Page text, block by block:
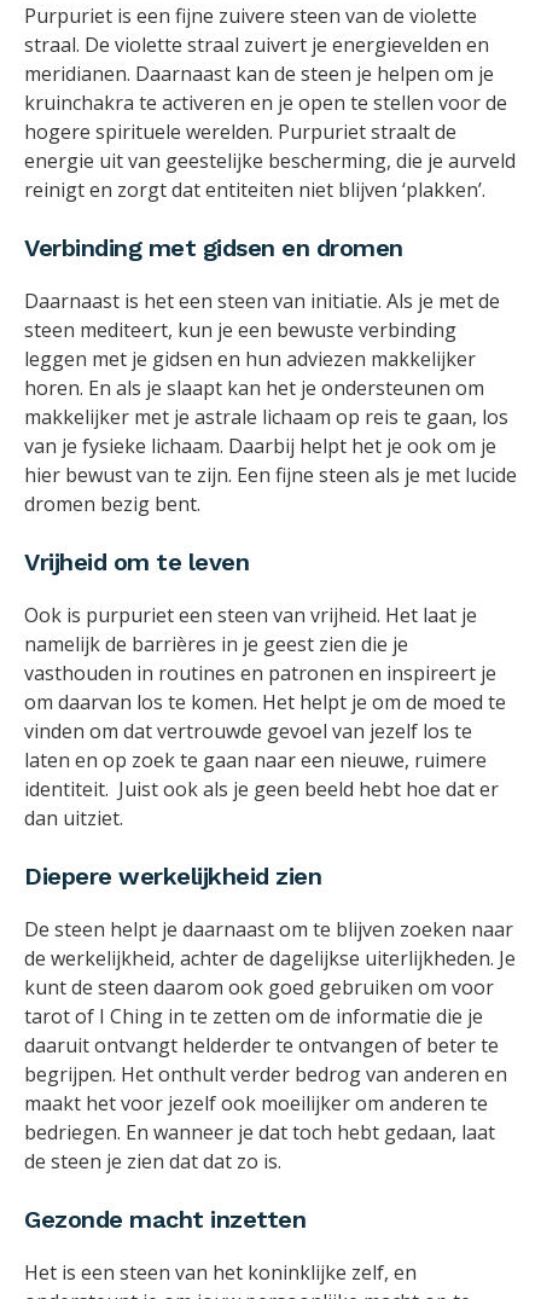
Purpuriet is een fijne zuivere steen van de violette
straal. De violette straal zuivert je energievelden en
meridianen. Daarnaast kan de steen je helpen om je
kruinchakra te activeren en je open te stellen voor de
hogere spirituele werelden. Purpuriet straalt de
energie uit van geestelijke bescherming, die je aurveld
reinigt en zorgt dat entiteiten niet blijven ‘plakken’.
Verbinding met gidsen en dromen
Daarnaast is het een steen van initiatie. Als je met de
steen mediteert, kun je een bewuste verbinding
leggen met je gidsen en hun adviezen makkelijker
horen. En als je slaapt kan het je ondersteunen om
makkelijker met je astrale lichaam op reis te gaan, los
van je fysieke lichaam. Daarbij helpt het je ook om je
hier bewust van te zijn. Een fijne steen als je met lucide
dromen bezig bent.
Vrijheid om te leven
Ook is purpuriet een steen van vrijheid. Het laat je
namelijk de barrières in je geest zien die je
vasthouden in routines en patronen en inspireert je
om daarvan los te komen. Het helpt je om de moed te
vinden om dat vertrouwde gevoel van jezelf los te
laten en op zoek te gaan naar een nieuwe, ruimere
identiteit. Juist ook als je geen beeld hebt hoe dat er
dan uitziet.
Diepere werkelijkheid zien
De steen helpt je daarnaast om te blijven zoeken naar
de werkelijkheid, achter de dagelijkse uiterlijkheden. Je
kunt de steen daarom ook goed gebruiken om voor
tarot of I Ching in te zetten om de informatie die je
daaruit ontvangt helderder te ontvangen of beter te
begrijpen. Het onthult verder bedrog van anderen en
maakt het voor jezelf ook moeilijker om anderen te
bedriegen. En wanneer je dat toch hebt gedaan, laat
de steen je zien dat dat zo is.
Gezonde macht inzetten
Het is een steen van het koninklijke zelf, en